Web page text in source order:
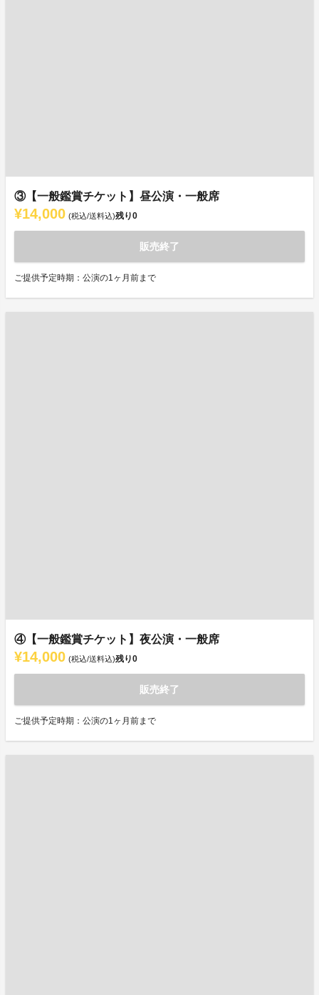
③【一般鑑賞チケット】昼公演・一般席
¥14,000 (税込/送料込)残り0
販売終了
ご提供予定時期：公演の1ヶ月前まで
④【一般鑑賞チケット】夜公演・一般席
¥14,000 (税込/送料込)残り0
販売終了
ご提供予定時期：公演の1ヶ月前まで